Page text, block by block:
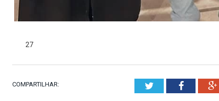
27
COMPARTILHAR: Twitter